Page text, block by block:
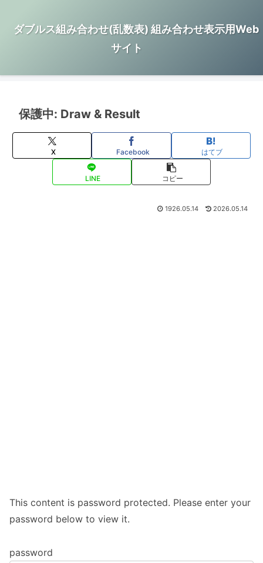
ダブルス組み合わせ(乱数表) 組み合わせ表示用Web
サイト
保護中: Draw & Result
X Facebook はてブ
LINE コピー
1926.05.14 2026.05.14
This content is password protected. Please enter your
password below to view it.
password